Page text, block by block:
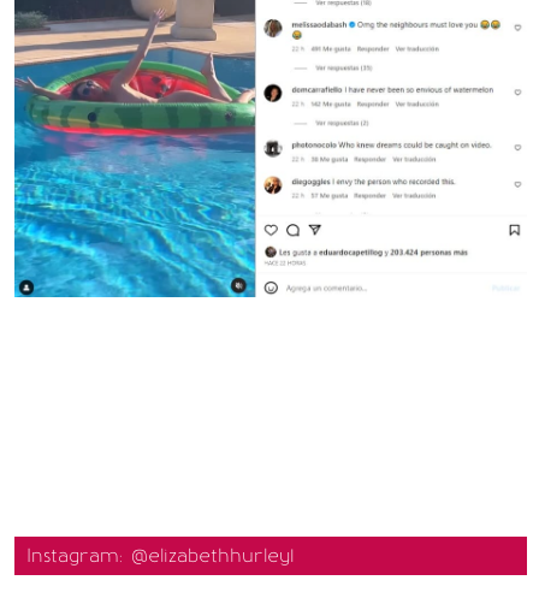
Instagram: @elizabethhurley1